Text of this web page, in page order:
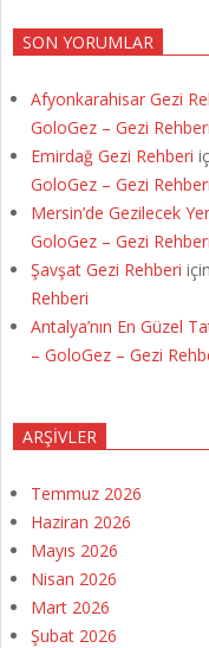
SON YORUMLAR
Afyonkarahisar Gezi
GoloGez – Gezi Rehberi
Emirdağ Gezi Rehberi
GoloGez – Gezi Rehberi
Mersin’de Gezilecek
GoloGez – Gezi Rehberi
Şavşat Gezi Rehberi için
Rehberi
Antalya’nın En Güzel
– GoloGez – Gezi
ARŞIVLER
Temmuz 2026
Haziran 2026
Mayıs 2026
Nisan 2026
Mart 2026
Şubat 2026